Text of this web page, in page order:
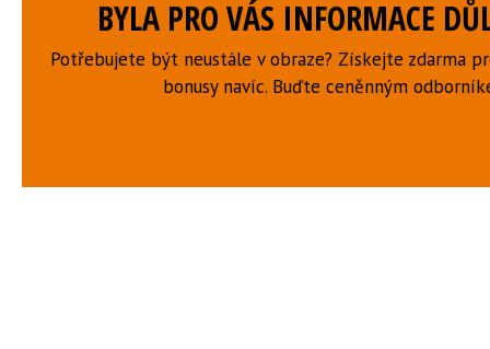
BYLA PRO VÁS INFORMACE
Potřebujete být neustále v obraze? Získejte zdarma
bonusy navíc. Buďte ceněnným